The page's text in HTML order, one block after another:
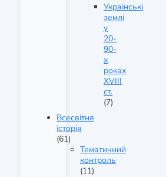
Українські
землі
у
20-
90-
х
роках
XVIII
ст.
(7)
Всесвітня
історія
(61)
Тематичний
контроль
(11)